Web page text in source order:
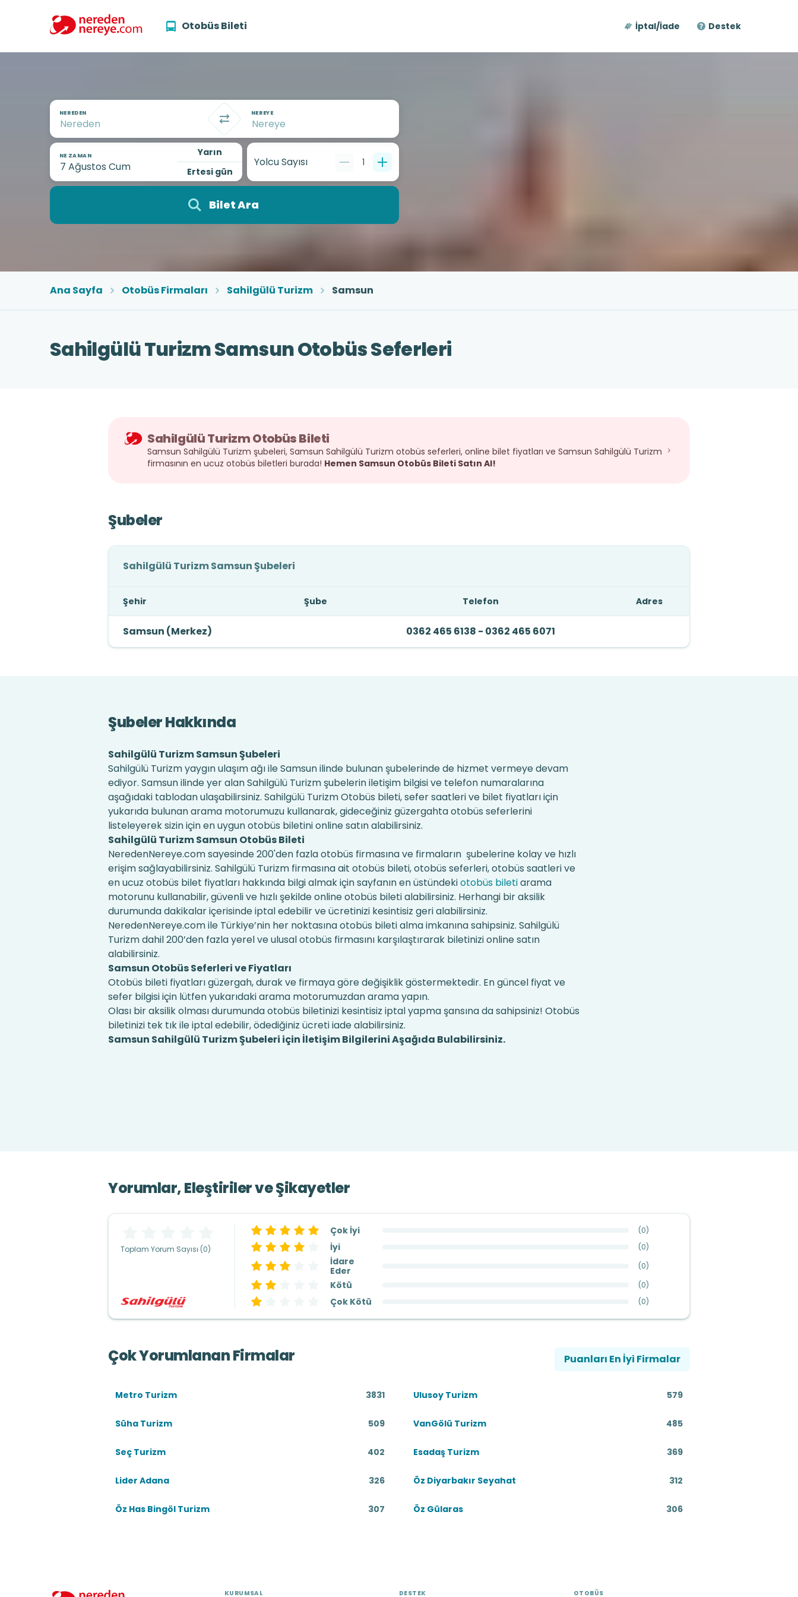
Otobüs Bileti İptal/İade Destek
NEREDEN NEREYE
NE ZAMAN
Yarın
Ertesi gün
Yolcu Sayısı 1
Bilet Ara
Ana Sayfa Otobüs Firmaları Sahilgülü Turizm Samsun
Sahilgülü Turizm Samsun Otobüs Seferleri
Sahilgülü Turizm Otobüs Bileti
Samsun Sahilgülü Turizm şubeleri, Samsun Sahilgülü Turizm otobüs seferleri, online bilet fiyatları ve Samsun Sahilgülü Turizm
firmasının en ucuz otobüs biletleri burada! Hemen Samsun Otobüs Bileti Satın Al!
Şubeler
Sahilgülü Turizm Samsun Şubeleri
Şehir Şube Telefon Adres
Samsun (Merkez) 0362 465 6138 - 0362 465 6071
Şubeler Hakkında
Sahilgülü Turizm Samsun Şubeleri
Sahilgülü Turizm yaygın ulaşım ağı ile Samsun ilinde bulunan şubelerinde de hizmet vermeye devam
ediyor. Samsun ilinde yer alan Sahilgülü Turizm şubelerin iletişim bilgisi ve telefon numaralarına
aşağıdaki tablodan ulaşabilirsiniz. Sahilgülü Turizm Otobüs bileti, sefer saatleri ve bilet fiyatları için
yukarıda bulunan arama motorumuzu kullanarak, gideceğiniz güzergahta otobüs seferlerini
listeleyerek sizin için en uygun otobüs biletini online satın alabilirsiniz.
Sahilgülü Turizm Samsun Otobüs Bileti
NeredenNereye.com sayesinde 200'den fazla otobüs firmasına ve firmaların şubelerine kolay ve hızlı
erişim sağlayabilirsiniz. Sahilgülü Turizm firmasına ait otobüs bileti, otobüs seferleri, otobüs saatleri ve
en ucuz otobüs bilet fiyatları hakkında bilgi almak için sayfanın en üstündekiotobüs biletiarama
motorunu kullanabilir, güvenli ve hızlı şekilde online otobüs bileti alabilirsiniz. Herhangi bir aksilik
durumunda dakikalar içerisinde iptal edebilir ve ücretinizi kesintisiz geri alabilirsiniz.
NeredenNereye.com ile Türkiye’nin her noktasına otobüs bileti alma imkanına sahipsiniz. Sahilgülü
Turizm dahil 200’den fazla yerel ve ulusal otobüs firmasını karşılaştırarak biletinizi online satın
alabilirsiniz.
Samsun Otobüs Seferleri ve Fiyatları
Otobüs bileti fiyatları güzergah, durak ve firmaya göre değişiklik göstermektedir. En güncel fiyat ve
sefer bilgisi için lütfen yukarıdaki arama motorumuzdan arama yapın.
Olası bir aksilik olması durumunda otobüs biletinizi kesintisiz iptal yapma şansına da sahipsiniz! Otobüs
biletinizi tek tık ile iptal edebilir, ödediğiniz ücreti iade alabilirsiniz.
Samsun Sahilgülü Turizm Şubeleri için İletişim Bilgilerini Aşağıda Bulabilirsiniz.
Yorumlar, Eleştiriler ve Şikayetler
Toplam Yorum Sayısı (0)
Çok İyi (0)
İyi (0)
İdare
Eder
(0)
Kötü (0)
Çok Kötü (0)
Çok Yorumlanan Firmalar Puanları En İyi Firmalar
Metro Turizm 3831 Ulusoy Turizm 579
Süha Turizm 509 VanGölü Turizm 485
Seç Turizm 402 Esadaş Turizm 369
Lider Adana 326 Öz Diyarbakır Seyahat 312
Öz Has Bingöl Turizm 307 Öz Gülaras 306
KURUMSAL DESTEK OTOBÜS